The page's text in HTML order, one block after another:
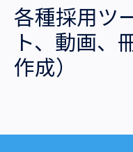
各種採用ツ
ト、動画、
作成）